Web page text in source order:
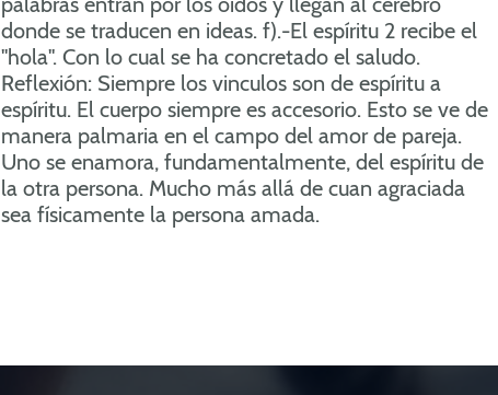
donde se traducen en ideas. f).-El espíritu 2 recibe el
"hola". Con lo cual se ha concretado el saludo.
Reflexión: Siempre los vinculos son de espíritu a
espíritu. El cuerpo siempre es accesorio. Esto se ve de
manera palmaria en el campo del amor de pareja.
Uno se enamora, fundamentalmente, del espíritu de
la otra persona. Mucho más allá de cuan agraciada
sea físicamente la persona amada.